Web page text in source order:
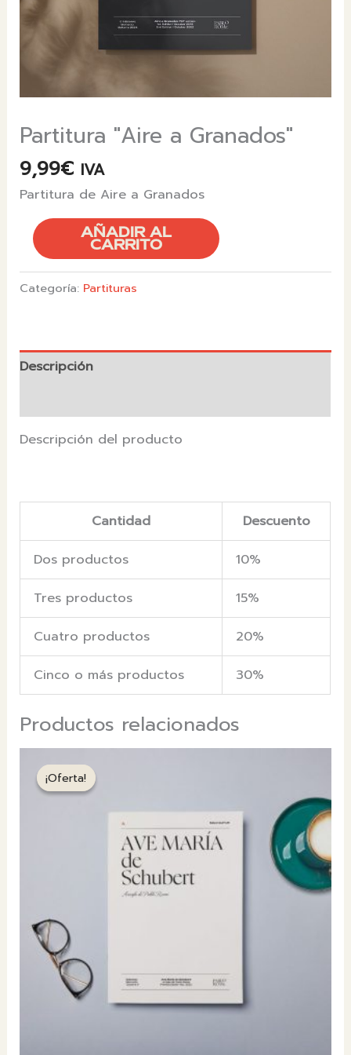
Partitura "Aire a Granados"
9,99€ IVA
Partitura de Aire a Granados
PARTITURA
"AIRE
GRANADOS"
CANTIDAD
AÑADIR AL
CARRITO
Categoría: Partituras
Descripción
Descripción del producto
Cantidad
Descuento
Dos productos
10%
Tres productos
15%
Cuatro productos
20%
Cinco o más productos
30%
Productos relacionados
¡Oferta!
¡Oferta!